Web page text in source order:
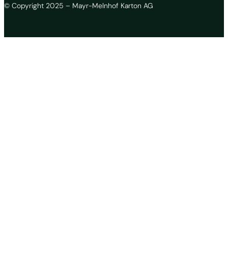
© Copyright 2025 – Mayr-Melnhof Karton AG